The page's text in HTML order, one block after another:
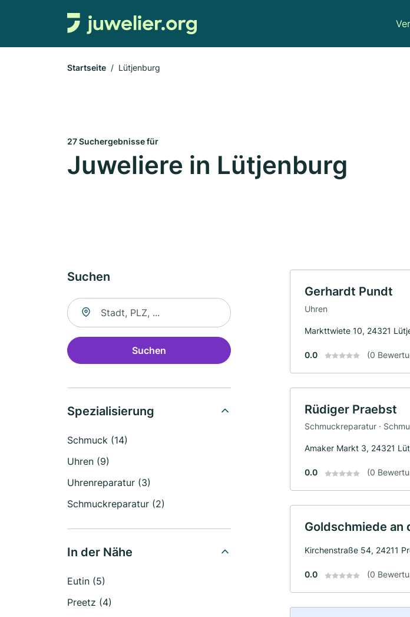
Startseite Lütjenburg
27 Suchergebnisse für
Juweliere in Lütjenburg
Suchen
Suche nach Ort
Suchen
Spezialisierung
Schmuck (14)
Uhren (9)
Uhrenreparatur (3)
Schmuckreparatur (2)
In der Nähe
Eutin (5)
Preetz (4)
Gerhardt Pundt
Uhren
Markttwiete 10, 24321
0.0 (0
Rüdiger Praebst
Schmuckreparatur ·
Amaker Markt 3, 24321
0.0 (0
Goldschmiede an
Kirchenstraße 54, 24211
0.0 (0